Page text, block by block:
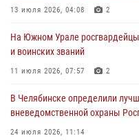
подозреваемого в совершении
В Челябинской области
задержан подозреваемый в
13 июля 2026, 04:08 2
На Южном Урале
и воинских званий
11 июля 2026, 07:57 2
В Челябинске определили
вневедомственной охраны
24 июля 2026, 11:14